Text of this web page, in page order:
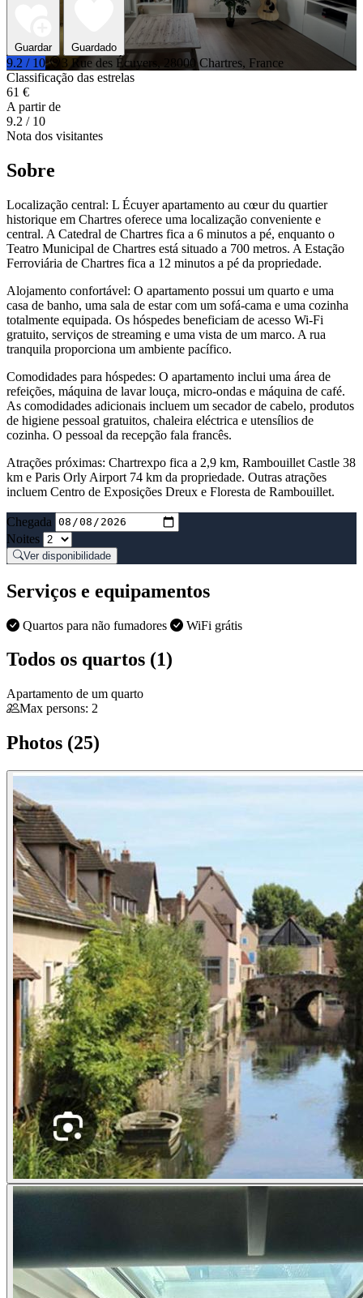
Guardar Guardado
9.2 / 10
3 Rue des Écuyers, 28000 Chartres, France
Classificação das estrelas
61 €
A partir de
9.2 / 10
Nota dos visitantes
Sobre
Localização central: L Écuyer apartamento au cœur du quartier
historique em Chartres oferece uma localização conveniente e
central. A Catedral de Chartres fica a 6 minutos a pé, enquanto o
Teatro Municipal de Chartres está situado a 700 metros. A Estação
Ferroviária de Chartres fica a 12 minutos a pé da propriedade.
Alojamento confortável: O apartamento possui um quarto e uma
casa de banho, uma sala de estar com um sofá-cama e uma cozinha
totalmente equipada. Os hóspedes beneficiam de acesso Wi-Fi
gratuito, serviços de streaming e uma vista de um marco. A rua
tranquila proporciona um ambiente pacífico.
Comodidades para hóspedes: O apartamento inclui uma área de
refeições, máquina de lavar louça, micro-ondas e máquina de café.
As comodidades adicionais incluem um secador de cabelo, produtos
de higiene pessoal gratuitos, chaleira eléctrica e utensílios de
cozinha. O pessoal da recepção fala francês.
Atrações próximas: Chartrexpo fica a 2,9 km, Rambouillet Castle 38
km e Paris Orly Airport 74 km da propriedade. Outras atrações
incluem Centro de Exposições Dreux e Floresta de Rambouillet.
Chegada
Noites
Ver disponibilidade
Serviços e equipamentos
Quartos para não fumadores WiFi grátis
Todos os quartos (1)
Apartamento de um quarto
Max persons: 2
Photos (25)